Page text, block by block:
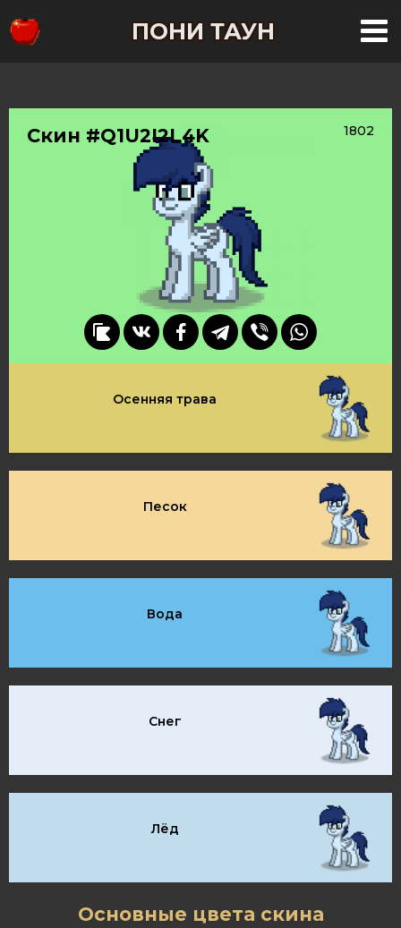
ПОНИ ТАУН
Скин #Q1U2I2L4K 1802
Осенняя трава
Песок
Вода
Снег
Лёд
Основные цвета скина